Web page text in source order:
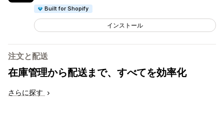
Built for Shopify
インストール
注文と配送
在庫管理から配送まで、すべてを効率化
さらに探す